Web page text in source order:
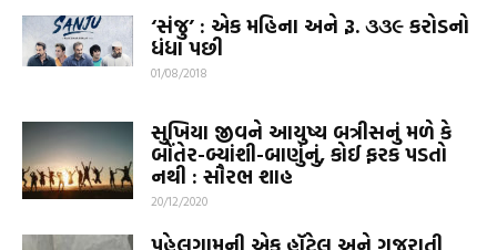
‘સંજુ’ : એક મહિના અને રૂ. ૩૩૯ કરોડનો
ધંધા પછી
01/08/2018
સુખિયા જીવને આયુષ્ય બત્રીસનું મળે કે
બોંતેર-બ્યાં‍શી-બાણુંનું, કોઈ ફરક પડતો
નથી : સૌરભ શાહ
20/12/2020